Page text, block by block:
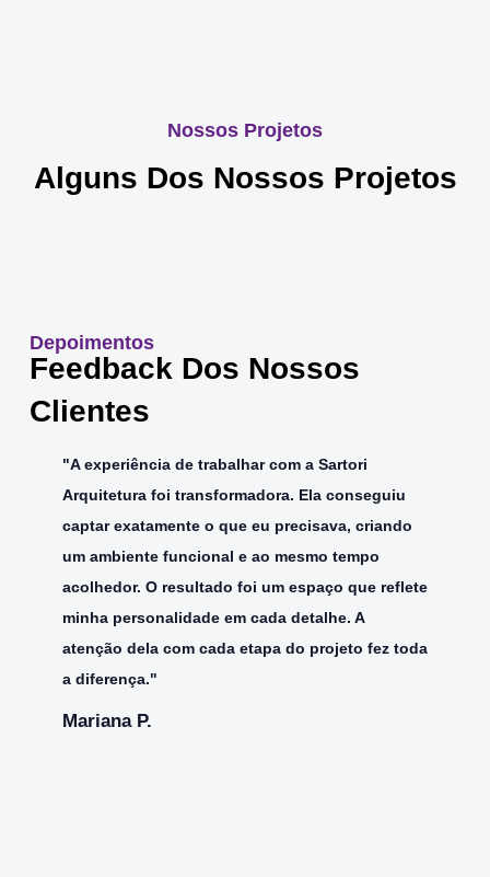
Nossos Projetos
Alguns Dos Nossos Projetos
Depoimentos
Feedback Dos Nossos
Clientes
"A experiência de trabalhar com a Sartori
Arquitetura foi transformadora. Ela conseguiu
captar exatamente o que eu precisava, criando
um ambiente funcional e ao mesmo tempo
acolhedor. O resultado foi um espaço que reflete
minha personalidade em cada detalhe. A
atenção dela com cada etapa do projeto fez toda
a diferença."
Mariana P.